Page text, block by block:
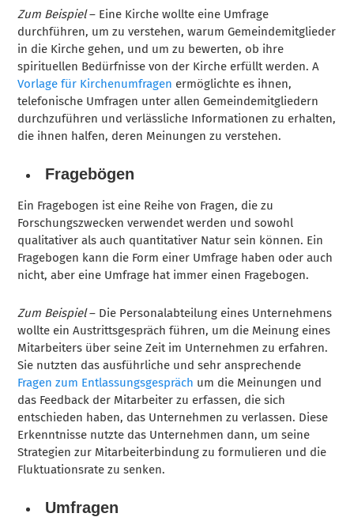
Zum Beispiel– Eine Kirche wollte eine Umfrage
durchführen, um zu verstehen, warum Gemeindemitglieder
in die Kirche gehen, und um zu bewerten, ob ihre
spirituellen Bedürfnisse von der Kirche erfüllt werden. A
Vorlage für Kirchenumfragen ermöglichte es ihnen,
telefonische Umfragen unter allen Gemeindemitgliedern
durchzuführen und verlässliche Informationen zu erhalten,
die ihnen halfen, deren Meinungen zu verstehen.
Fragebögen
Ein Fragebogen ist eine Reihe von Fragen, die zu
Forschungszwecken verwendet werden und sowohl
qualitativer als auch quantitativer Natur sein können. Ein
Fragebogen kann die Form einer Umfrage haben oder auch
nicht, aber eine Umfrage hat immer einen Fragebogen.
Zum Beispiel– Die Personalabteilung eines Unternehmens
wollte ein Austrittsgespräch führen, um die Meinung eines
Mitarbeiters über seine Zeit im Unternehmen zu erfahren.
Sie nutzten das ausführliche und sehr ansprechende
Fragen zum Entlassungsgespräch um die Meinungen und
das Feedback der Mitarbeiter zu erfassen, die sich
entschieden haben, das Unternehmen zu verlassen. Diese
Erkenntnisse nutzte das Unternehmen dann, um seine
Strategien zur Mitarbeiterbindung zu formulieren und die
Fluktuationsrate zu senken.
Umfragen